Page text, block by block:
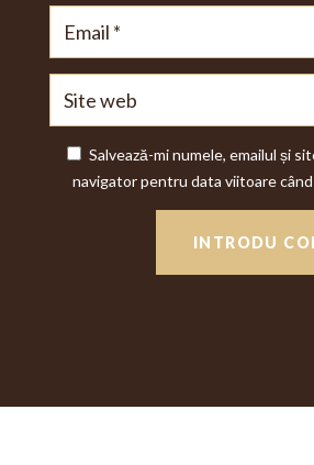
Salvează-mi numele, emailul și
navigator pentru data viitoare
INTRODU